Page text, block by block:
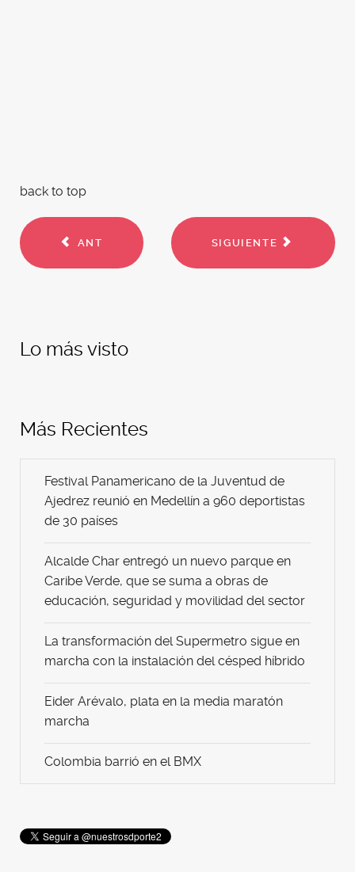
back to top
ANT SIGUIENTE
Lo más visto
Más Recientes
Festival Panamericano de la Juventud de
Ajedrez reunió en Medellín a 960 deportistas
de 30 países
Alcalde Char entregó un nuevo parque en
Caribe Verde, que se suma a obras de
educación, seguridad y movilidad del sector
La transformación del Supermetro sigue en
marcha con la instalación del césped híbrido
Eider Arévalo, plata en la media maratón
marcha
Colombia barrió en el BMX